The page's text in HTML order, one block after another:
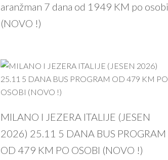
aranžman 7 dana od 1949 KM po osobi
(NOVO !)
MILANO I JEZERA ITALIJE (JESEN
2026) 25.11 5 DANA BUS PROGRAM
OD 479 KM PO OSOBI (NOVO !)